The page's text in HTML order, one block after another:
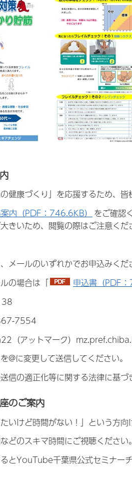
健康づくり」を応援するため、
内（PDF：746.6KB）
をご確認
きいため、閲覧の際はご注意くだ
メールのいずれかでお申込みくだ
の場合は「
申込書（PDF：
7554
（アットマーク）
@に変更して送信してください。
信の適正化等に関する法律に基づ
のご案内
たいけど時間がない！」という方
どのスキマ時間にご視聴ください。
とYouTube千葉県公式セミナー